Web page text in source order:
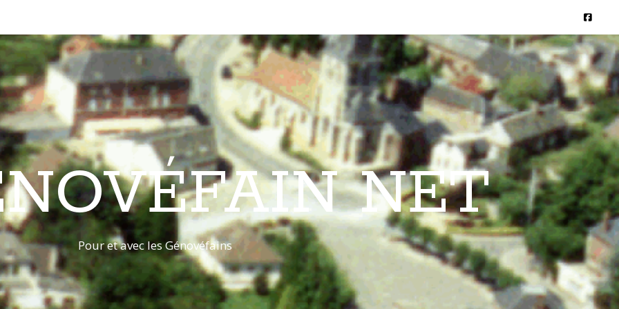
NET
Pour et avec les Génovéfains